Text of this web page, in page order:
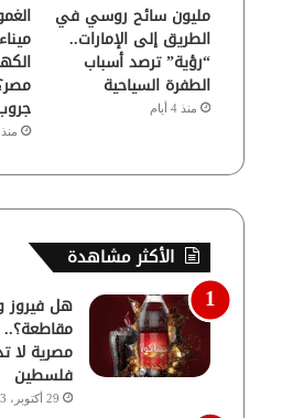
مليون سائح روسي في
الطريق إلى الإمارات..
“رؤية” ترصد أسباب
الطفرة السياحية
منذ 4 أيام
منذ 5 أيام
الأكثر مشاهدة
هل
مقاطعة؟..
مصرية لا
فلسطين
29 أكتوبر، 2023